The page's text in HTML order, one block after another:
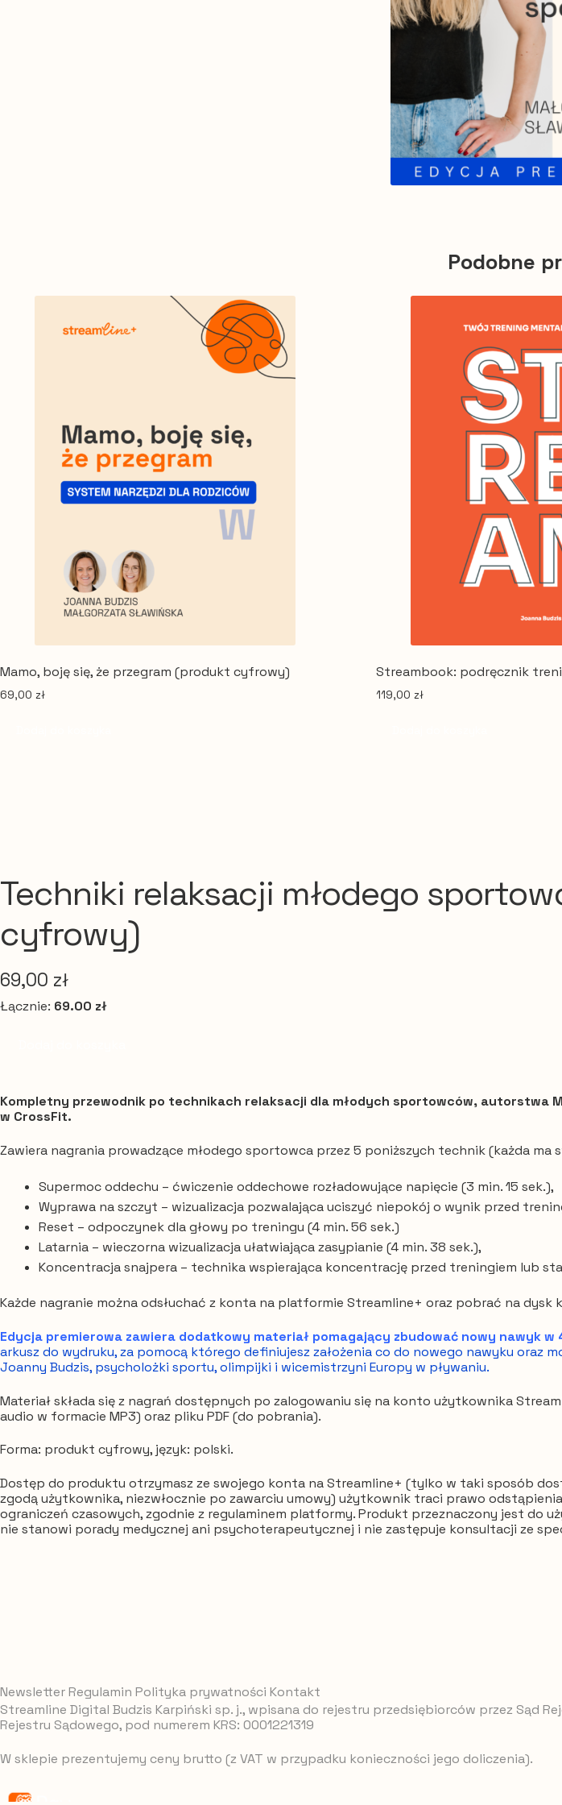
Podobne
Mamo, boję się, że przegram (produkt cyfrowy)
69,00 zł
Streambook: podręcznik
119,00zł
Techniki relaksacji młodego
cyfrowy)
69,00 zł
Łącznie: 69.00 zł
młodego
sportowca
edycja
premierowa
(produkt
cyfrowy)
Kompletny przewodnik po technikach relaksacji dla młodych sportowców, autorstwa
w CrossFit.
Zawiera nagrania prowadzące młodego sportowca przez 5 poniższych technik (każda
Supermoc oddechu – ćwiczenie oddechowe rozładowujące napięcie (3 min. 15 sek.),
Wyprawa na szczyt – wizualizacja pozwalająca uciszyć niepokój o wynik przed
Reset – odpoczynek dla głowy po treningu (4 min. 56 sek.)
Latarnia – wieczorna wizualizacja ułatwiająca zasypianie (4 min. 38 sek.),
Koncentracja snajpera – technika wspierająca koncentrację przed treningiem lub
Każde nagranie można odsłuchać z konta na platformie Streamline+ oraz pobrać na dysk
Edycja premierowa zawiera dodatkowy materiał pomagający zbudować nowy nawyk
arkusz do wydruku, za pomocą którego definiujesz założenia co do nowego nawyku oraz
Joanny Budzis, psycholożki sportu, olimpijki i wicemistrzyni Europy w pływaniu.
Materiał składa się z nagrań dostępnych po zalogowaniu się na konto użytkownika
audio w formacie MP3) oraz pliku PDF (do pobrania).
Forma: produkt cyfrowy, język: polski.
Dostęp do produktu otrzymasz ze swojego konta na Streamline+ (tylko w taki sposób
zgodą użytkownika, niezwłocznie po zawarciu umowy) użytkownik traci prawo
ograniczeń czasowych, zgodnie z regulaminem platformy. Produkt przeznaczony jest do
nie stanowi porady medycznej ani psychoterapeutycznej i nie zastępuje konsultacji ze
NewsletterRegulamin Polityka prywatności Kontakt
Streamline Digital Budzis Karpiński sp. j., wpisana do rejestru przedsiębiorców przez Sąd
Rejestru Sądowego, pod numerem KRS: 0001221319
W sklepie prezentujemy ceny brutto (z VAT w przypadku konieczności jego doliczenia).